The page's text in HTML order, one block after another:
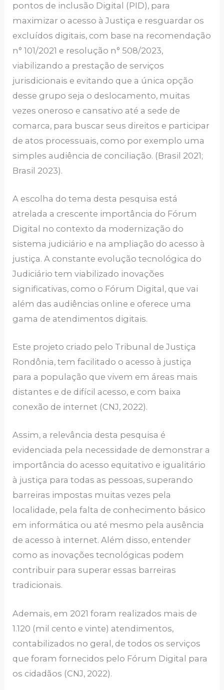
pontos de inclusão Digital (PID), para
maximizar o acesso à Justiça e resguardar os
excluídos digitais, com base na recomendação
n° 101/2021 e resolução n° 508/2023,
viabilizando a prestação de serviços
jurisdicionais e evitando que a única opção
desse grupo seja o deslocamento, muitas
vezes oneroso e cansativo até a sede de
comarca, para buscar seus direitos e participar
de atos processuais, como por exemplo uma
simples audiência de conciliação. (Brasil 2021;
Brasil 2023).
A escolha do tema desta pesquisa está
atrelada a crescente importância do Fórum
Digital no contexto da modernização do
sistema judiciário e na ampliação do acesso à
justiça. A constante evolução tecnológica do
Judiciário tem viabilizado inovações
significativas, como o Fórum Digital, que vai
além das audiências online e oferece uma
gama de atendimentos digitais.
Este projeto criado pelo Tribunal de Justiça
Rondônia, tem facilitado o acesso à justiça
para a população que vivem em áreas mais
distantes e de difícil acesso, e com baixa
conexão de internet (CNJ, 2022).
Assim, a relevância desta pesquisa é
evidenciada pela necessidade de demonstrar a
importância do acesso equitativo e igualitário
à justiça para todas as pessoas, superando
barreiras impostas muitas vezes pela
localidade, pela falta de conhecimento básico
em informática ou até mesmo pela ausência
de acesso à internet. Além disso, entender
como as inovações tecnológicas podem
contribuir para superar essas barreiras
tradicionais.
Ademais, em 2021 foram realizados mais de
1.120 (mil cento e vinte) atendimentos,
contabilizados no geral, de todos os serviços
que foram fornecidos pelo Fórum Digital para
os cidadãos (CNJ, 2022).